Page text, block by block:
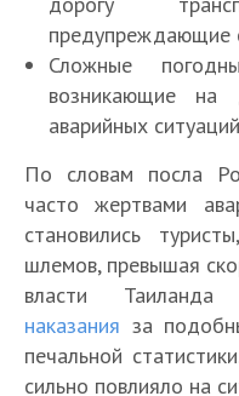
предупреждающие
Сложные
возникающие на
аварийных
По словам посла
часто жертвами
становились
шлемов, превышая
власти Таиланда
наказания за
печальной
сильно повлияло на